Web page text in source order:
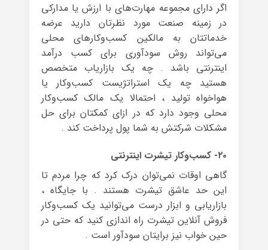
اگر دارای مجموعه مهارت‌های با ارزش یا مدارکی
در زمینه صنعت مورد نظرتان دارید عرضه
خدماتتان به مالکین کسب‌وکارهای محلی
می‌تواند روش سودآوری برای کسب درآمد
اینترنتی باشد . چه یک بازاریاب متخصص
هستید چه یک استراتژیست کسب‌وکار یا
هواخواه تولید ، احتمالا یک مالک کسب‌وکار
محلی وجود دارد که در ازای کمکتان برای حل
مشکلات شرکتش به شما پول پرداخت کند .
۲۰- کسب‌وکار تیشرت اینترنتی
گاهی اوقات نمی‌توان درک کرد که چرا مردم تا
این حد عاشق تیشرت هستند . با جایگاه ،
بازاریابی و ابزار درست می‌توانید یک کسب‌وکار
فروش آنلاین تیشرت راه اندازی کنید که حتی در
حین خواب نیز برایتان سودآور است .